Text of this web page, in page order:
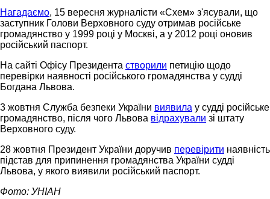
Нагадаємо, 15 вересня журналісти «Схем» з'ясували, що
заступник Голови Верховного суду отримав російське
громадянство у 1999 році у Москві, а у 2012 році оновив
російський паспорт.
На сайті Офісу Президента створили петицію щодо
перевірки наявності російського громадянства у судді
Богдана Львова.
3 жовтня Служба безпеки України виявила у судді російське
громадянство, після чого Львова відрахували зі штату
Верховного суду.
28 жовтня Президент України доручив перевірити наявність
підстав для припинення громадянства України судді
Львова, у якого виявили російський паспорт.
Фото: УНІАН